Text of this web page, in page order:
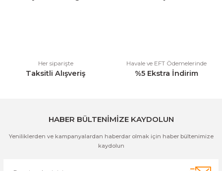
Ürün bilgilerinde hatalar bulunuyor.
Her siparişte
Taksitli Alışveriş
Havale ve EFT Ödemelerinde
%5 Ekstra İndirim
HABER BÜLTENİMİZE KAYDOLUN
Yeniliklerden ve kampanyalardan haberdar olmak için haber bültenimize
kaydolun